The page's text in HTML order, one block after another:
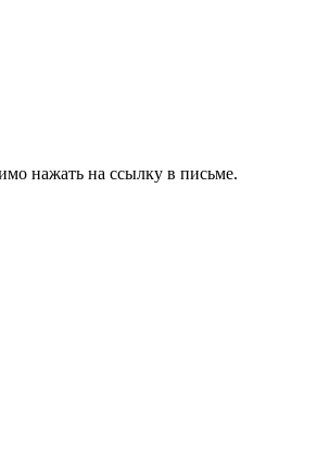
нажать на ссылку в письме.